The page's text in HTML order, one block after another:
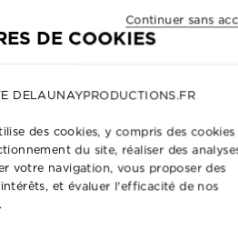
Mise en lumière
Mettez en valeur vos
différents espaces.
DE COOKIES
Continuer sans
DELAUNAYPRODUCTIONS.FR
des cookies, y compris des
du site, réaliser des
votre navigation, vous proposer des
et évaluer l'efficacité de nos